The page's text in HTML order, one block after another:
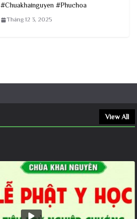
#Chuakhainguyen #Phuchoa
Tháng 12 3, 2025
View All